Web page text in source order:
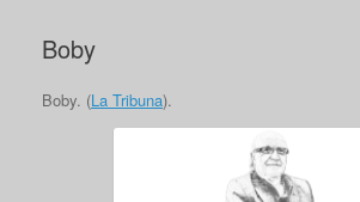
Boby
Boby. (La Tribuna).